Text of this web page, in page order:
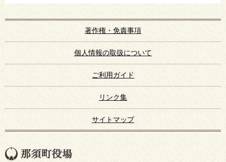
著作権・免責事項
個人情報の取扱について
ご利用ガイド
リンク集
サイトマップ